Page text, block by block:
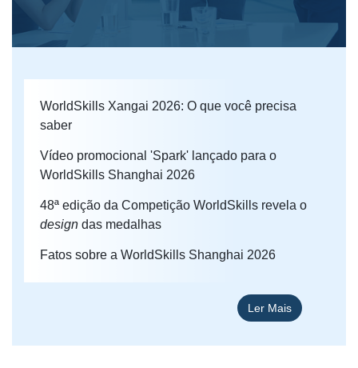
WorldSkills Xangai 2026: O que você precisa
saber
Vídeo promocional 'Spark' lançado para o
WorldSkills Shanghai 2026
48ª edição da Competição WorldSkills revela o
design das medalhas
Fatos sobre a WorldSkills Shanghai 2026
Ler Mais